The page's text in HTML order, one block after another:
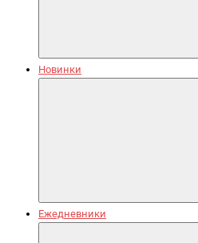
Новинки
Ежедневники